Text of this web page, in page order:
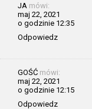
JA mówi:
maj 22, 2021
o godzinie 12:35
Odpowiedz
GOŚĆ mówi:
maj 22, 2021
o godzinie 12:15
Odpowiedz